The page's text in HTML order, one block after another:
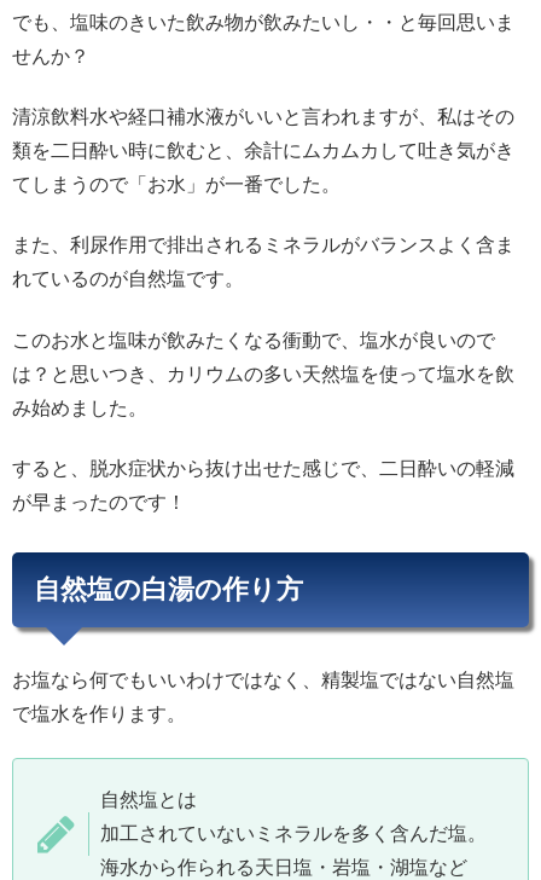
でも、塩味のきいた飲み物が飲みたいし・・と毎回思いま
せんか？
清涼飲料水や経口補水液がいいと言われますが、私はその
類を二日酔い時に飲むと、余計にムカムカして吐き気がき
てしまうので「お水」が一番でした。
また、利尿作用で排出されるミネラルがバランスよく含ま
れているのが自然塩です。
このお水と塩味が飲みたくなる衝動で、塩水が良いので
は？と思いつき、カリウムの多い天然塩を使って塩水を飲
み始めました。
すると、脱水症状から抜け出せた感じで、二日酔いの軽減
が早まったのです！
自然塩の白湯の作り方
お塩なら何でもいいわけではなく、精製塩ではない自然塩
で塩水を作ります。
自然塩とは
加工されていないミネラルを多く含んだ塩。
海水から作られる天日塩・岩塩・湖塩など